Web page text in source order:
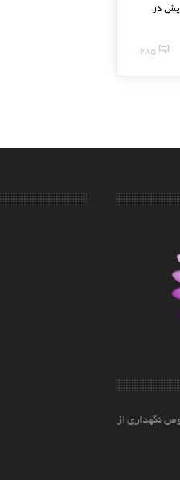
در
285
نگهداری از